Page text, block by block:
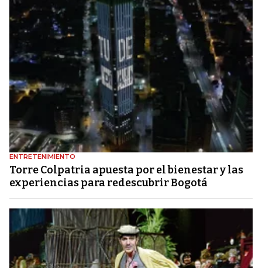
ENTRETENIMIENTO
Torre Colpatria apuesta por el bienestar y las
experiencias para redescubrir Bogotá